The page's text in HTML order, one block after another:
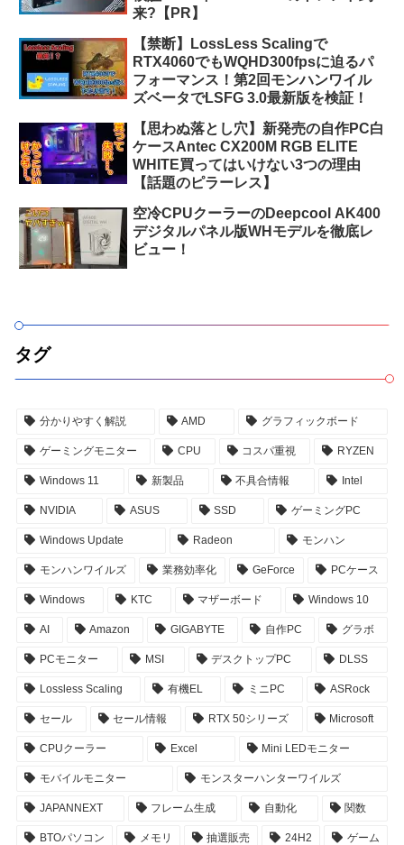
来?【PR】
【禁断】LossLess Scalingで
RTX4060でもWQHD300fpsに迫るパ
フォーマンス！第2回モンハンワイル
ズベータでLSFG 3.0最新版を検証！
【思わぬ落とし穴】新発売の自作PC白
ケースAntec CX200M RGB ELITE
WHITE買ってはいけない3つの理由
【話題のピラーレス】
空冷CPUクーラーのDeepcool AK400
デジタルパネル版WHモデルを徹底レ
ビュー！
タグ
分かりやすく解説 AMD グラフィックボード
ゲーミングモニター CPU コスパ重視 RYZEN
Windows 11 新製品 不具合情報 Intel
NVIDIA ASUS SSD ゲーミングPC
Windows Update Radeon モンハン
モンハンワイルズ 業務効率化 GeForce PCケース
Windows KTC マザーボード Windows 10
AI Amazon GIGABYTE 自作PC グラボ
PCモニター MSI デスクトップPC DLSS
Lossless Scaling 有機EL ミニPC ASRock
セール セール情報 RTX 50シリーズ Microsoft
CPUクーラー Excel Mini LEDモニター
モバイルモニター モンスターハンターワイルズ
JAPANNEXT フレーム生成 自動化 関数
BTOパソコン メモリ 抽選販売 24H2 ゲーム